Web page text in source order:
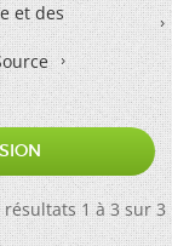
et des
1 à 3 sur 3